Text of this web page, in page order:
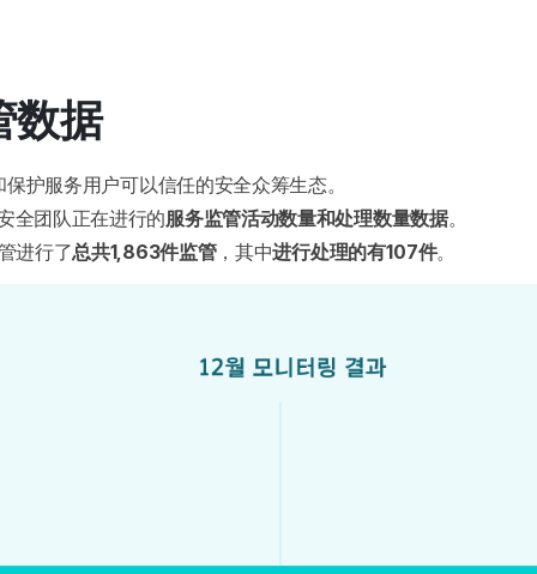
数据
护服务用户可以信任的安全众筹生态。
全团队正在进行的服务监管活动数量和处理数量数据。
进行了总共1,863件监管，其中进行处理的有107件。